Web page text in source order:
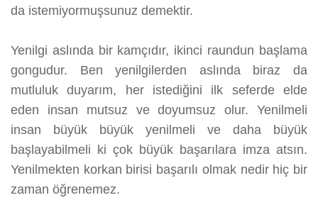
da istemiyormuşsunuz demektir.
Yenilgi aslında bir kamçıdır, ikinci raundun başlama
gongudur. Ben yenilgilerden aslında biraz da
mutluluk duyarım, her istediğini ilk seferde elde
eden insan mutsuz ve doyumsuz olur. Yenilmeli
insan büyük büyük yenilmeli ve daha büyük
başlayabilmeli ki çok büyük başarılara imza atsın.
Yenilmekten korkan birisi başarılı olmak nedir hiç bir
zaman öğrenemez.